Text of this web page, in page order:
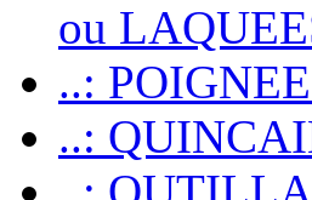
ou
..:
..: